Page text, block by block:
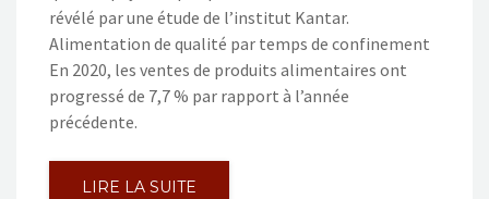
révélé par une étude de l’institut Kantar.
Alimentation de qualité par temps de confinement
En 2020, les ventes de produits alimentaires ont
progressé de 7,7 % par rapport à l’année
précédente.
LIRE LA SUITE